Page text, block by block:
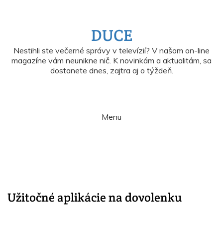
DUCE
Nestihli ste večerné správy v televízií? V našom on-line
magazíne vám neunikne nič. K novinkám a aktualitám, sa
dostanete dnes, zajtra aj o týždeň.
Menu
Užitočné aplikácie na dovolenku